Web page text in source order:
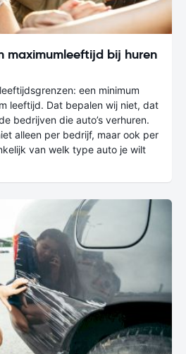
maximumleeftijd bij huren
een minimum
leeftijd. Dat bepalen wij niet, dat
bedrijven die auto’s verhuren.
alleen per bedrijf, maar ook per
van welk type auto je wilt